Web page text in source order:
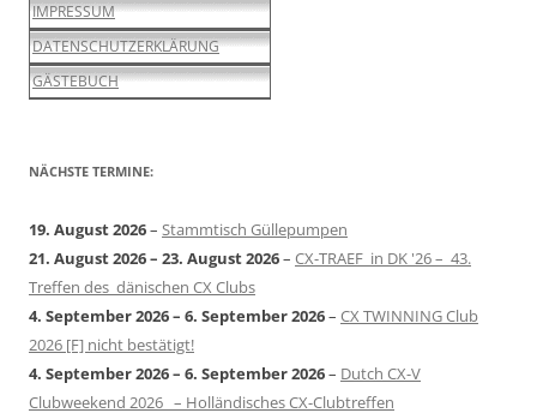
IMPRESSUM
DATENSCHUTZERKLÄRUNG
GÄSTEBUCH
NÄCHSTE TERMINE:
19. August 2026– Stammtisch Güllepumpen
21. August 2026– 23. August 2026– CX-TRAEF in DK '26 – 43.
Treffen des dänischen CX Clubs
4. September 2026– 6. September 2026– CX TWINNING Club
2026 [F] nicht bestätigt!
4. September 2026– 6. September 2026– Dutch CX-V
Clubweekend 2026 – Holländisches CX-Clubtreffen